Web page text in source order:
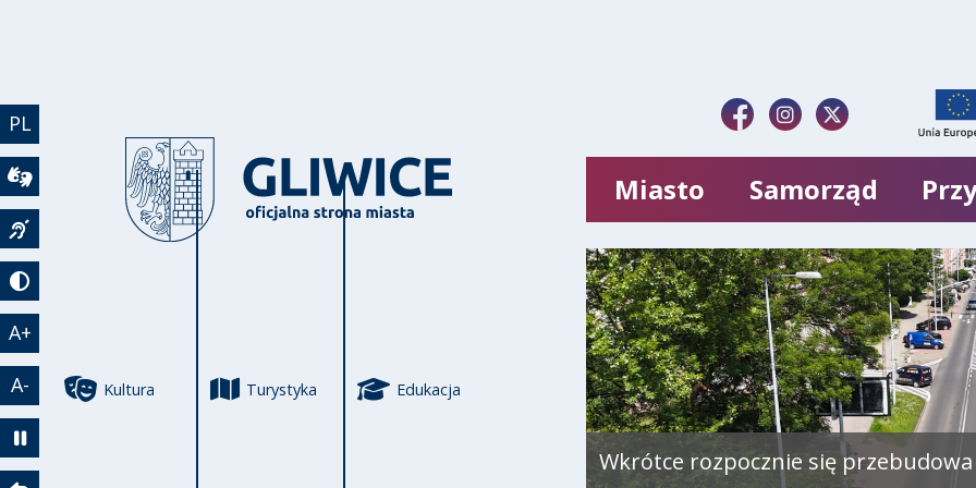
PL
Wideotłumacz
Język migowy
Tryb kontrastowy
A+
A-
Zatrzymaj animację
Miasto Samorząd
Wkrótce rozpocznie się
Ruszyła budowa węzła
Kultura Turystyka Edukacja